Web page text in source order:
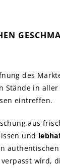
des
Stände in
eintreffen.
aus
und
authentischen
wird,